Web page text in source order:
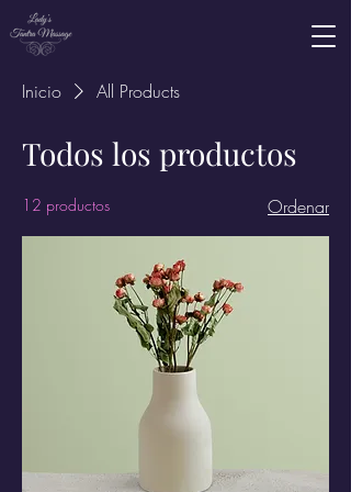
Inicio All Products
Todos los productos
12 productos Ordenar